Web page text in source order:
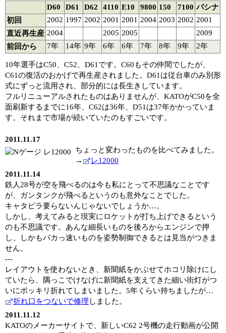
D60 D61 D62 4110 E10 9800 150 7100 パシナ
初回
2002 1997 2002 2001 2001 2004 2003 2002 2001
直近再生産 2004 2005 2005
2009
前回から
7年 14年 9年 6年 6年 7年 8年 9年 2年
10年選手はC50、C52、D61です。C60もその仲間でしたが、
C61の復活のおかげで再生産されました。D61は従台車のみ別形
式にずっと流用され、部分的には長生きしています。
フルリニューアルされたものはありませんが、KATOがC50を全
面刷新するまでに16年、C62は36年、D51は37年かかっていま
す。それまで市場が続いていたのもすごいです。
2011.11.17
ちょっと変わったものを比べてみました。
→
レ12000
2011.11.14
鉄人28号が空を飛べるのは今も私にとって不思議なことです
が、ガンタンクが飛べるというのも意外なことでした。
キャタピラ要らないんじゃないでしょうか…。
しかし、考えてみると現実にロケットが打ち上げできるという
のも不思議です。あんな細長いものを後ろからエンジンで押
し、しかもバカっ速いものを姿勢制御できるとは見当がつきま
せん。
---
レイアウトを使わないとき、新聞紙をかぶせてホコリ除けにし
ていたら、隅っこでけなげに新聞紙を支えてきた細い街灯がつ
いにポッキリ折れてしまいました。5年くらい持ちましたが…
折れ口をつないで修理 しました。
2011.11.12
KATOのメーカーサイトで、新しいC62 2号機の走行動画が公開